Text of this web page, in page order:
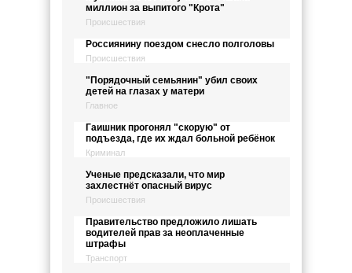
миллион за выпитого "Крота"
Происшествия
Россиянину поездом снесло полголовы
Происшествия
"Порядочный семьянин" убил своих
детей на глазах у матери
Главное
Гаишник прогонял "скорую" от
подъезда, где их ждал больной ребёнок
Криминал
Ученые предсказали, что мир
захлестнёт опасный вирус
Происшествия
Правительство предложило лишать
водителей прав за неоплаченные
штрафы
Транспорт